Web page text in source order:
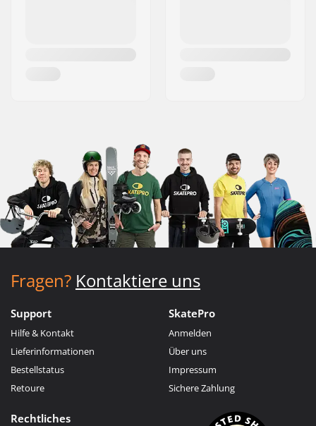
Fragen? Kontaktiere uns
Support
Hilfe & Kontakt
Lieferinformationen
Bestellstatus
Retoure
SkatePro
Anmelden
Über uns
Impressum
Sichere Zahlung
Rechtliches